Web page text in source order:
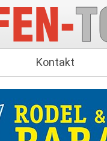
Kontakt